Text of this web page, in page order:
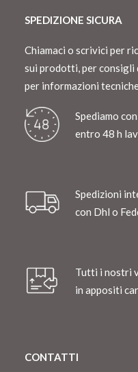
SPEDIZIONE SICURA
Chiamaci o scrivici per
sui prodotti, per consigli
per informazioni
Spediamo
entro 48 h
Spedizioni
con Dhl o
Tutti i nostri
in appositi
CONTATTI